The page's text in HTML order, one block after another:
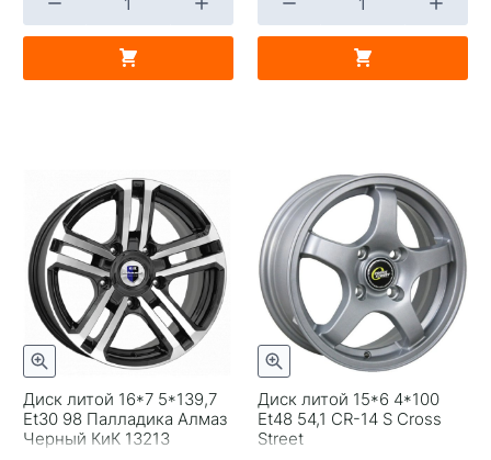
Диск литой 16*7 5*139,7
Et30 98 Палладика Алмаз
Черный КиК 13213
Диск литой 15*6 4*100
Et48 54,1 CR-14 S Cross
Street